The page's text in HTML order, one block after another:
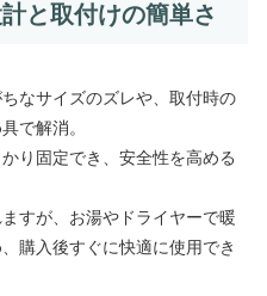
と取付けの簡単さ
なサイズのズレや、取付時の
で解消。
り固定でき、安全性を高める
すが、お湯やドライヤーで暖
購入後すぐに快適に使用でき